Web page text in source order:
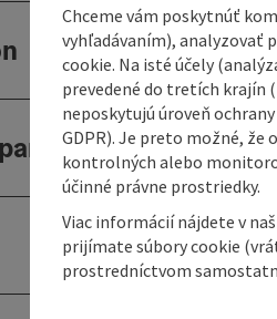
Chceme vám poskytnúť
vyhľadávaním), analyzovať
cookie. Na isté účely
prevedené do tretích krajín
neposkytujú úroveň
GDPR). Je preto možné, že
kontrolných alebo
účinné právne prostriedky.
Viac informácií nájdete v
prijímate súbory cookie
prostredníctvom